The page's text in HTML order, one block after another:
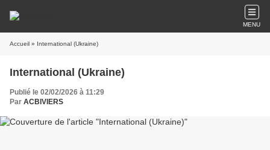
MENU
Accueil » International (Ukraine)
International (Ukraine)
Publié le 02/02/2026 à 11:29
Par ACBIVIERS